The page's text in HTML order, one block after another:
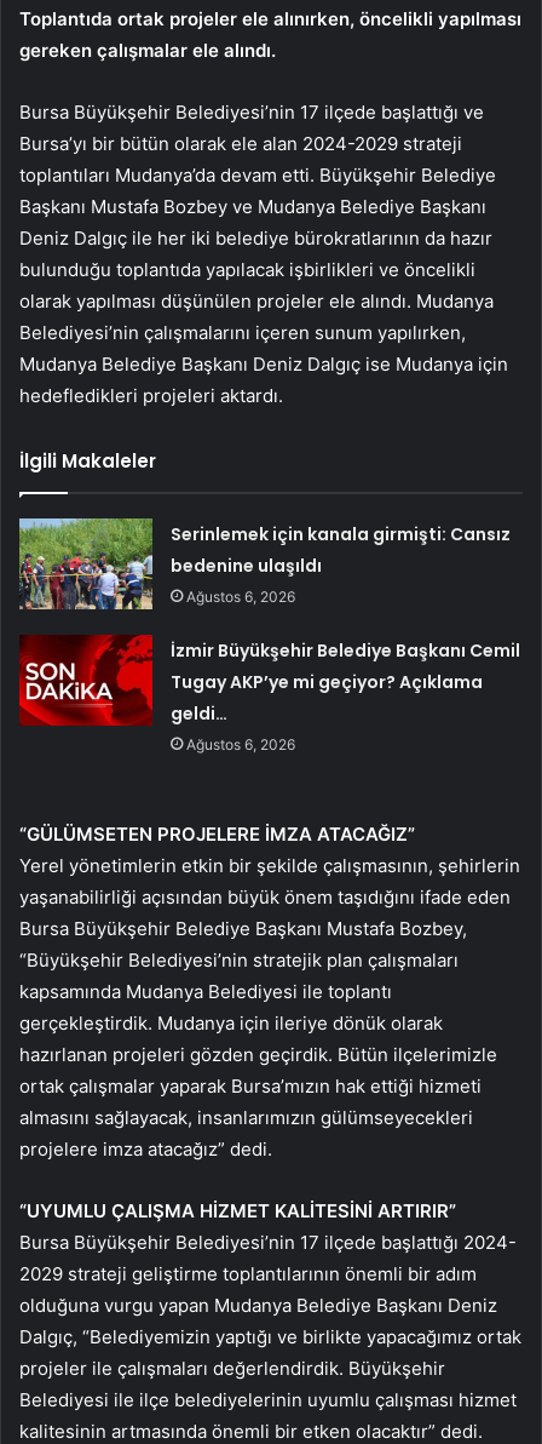
Toplantıda ortak projeler ele alınırken, öncelikli yapılması
gereken çalışmalar ele alındı.
Bursa Büyükşehir Belediyesi’nin 17 ilçede başlattığı ve
Bursa’yı bir bütün olarak ele alan 2024-2029 strateji
toplantıları Mudanya’da devam etti. Büyükşehir Belediye
Başkanı Mustafa Bozbey ve Mudanya Belediye Başkanı
Deniz Dalgıç ile her iki belediye bürokratlarının da hazır
bulunduğu toplantıda yapılacak işbirlikleri ve öncelikli
olarak yapılması düşünülen projeler ele alındı. Mudanya
Belediyesi’nin çalışmalarını içeren sunum yapılırken,
Mudanya Belediye Başkanı Deniz Dalgıç ise Mudanya için
hedefledikleri projeleri aktardı.
İlgili Makaleler
Serinlemek için kanala girmişti: Cansız
bedenine ulaşıldı
Ağustos 6, 2026
İzmir Büyükşehir Belediye Başkanı Cemil
Tugay AKP’ye mi geçiyor? Açıklama
geldi…
Ağustos 6, 2026
“GÜLÜMSETEN PROJELERE İMZA ATACAĞIZ”
Yerel yönetimlerin etkin bir şekilde çalışmasının, şehirlerin
yaşanabilirliği açısından büyük önem taşıdığını ifade eden
Bursa Büyükşehir Belediye Başkanı Mustafa Bozbey,
“Büyükşehir Belediyesi’nin stratejik plan çalışmaları
kapsamında Mudanya Belediyesi ile toplantı
gerçekleştirdik. Mudanya için ileriye dönük olarak
hazırlanan projeleri gözden geçirdik. Bütün ilçelerimizle
ortak çalışmalar yaparak Bursa’mızın hak ettiği hizmeti
almasını sağlayacak, insanlarımızın gülümseyecekleri
projelere imza atacağız” dedi.
“UYUMLU ÇALIŞMA HİZMET KALİTESİNİ ARTIRIR”
Bursa Büyükşehir Belediyesi’nin 17 ilçede başlattığı 2024-
2029 strateji geliştirme toplantılarının önemli bir adım
olduğuna vurgu yapan Mudanya Belediye Başkanı Deniz
Dalgıç, “Belediyemizin yaptığı ve birlikte yapacağımız ortak
projeler ile çalışmaları değerlendirdik. Büyükşehir
Belediyesi ile ilçe belediyelerinin uyumlu çalışması hizmet
kalitesinin artmasında önemli bir etken olacaktır” dedi.